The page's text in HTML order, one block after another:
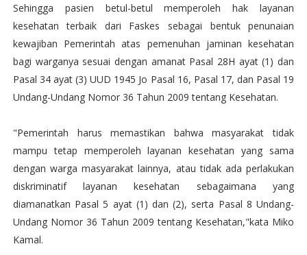
Sehingga pasien betul-betul memperoleh hak layanan
kesehatan terbaik dari Faskes sebagai bentuk penunaian
kewajiban Pemerintah atas pemenuhan jaminan kesehatan
bagi warganya sesuai dengan amanat Pasal 28H ayat (1) dan
Pasal 34 ayat (3) UUD 1945 Jo Pasal 16, Pasal 17, dan Pasal 19
Undang-Undang Nomor 36 Tahun 2009 tentang Kesehatan.
"Pemerintah harus memastikan bahwa masyarakat tidak
mampu tetap memperoleh layanan kesehatan yang sama
dengan warga masyarakat lainnya, atau tidak ada perlakukan
diskriminatif layanan kesehatan sebagaimana yang
diamanatkan Pasal 5 ayat (1) dan (2), serta Pasal 8 Undang-
Undang Nomor 36 Tahun 2009 tentang Kesehatan,"kata Miko
Kamal.